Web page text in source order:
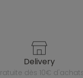
delivery
gratuite dès 10€